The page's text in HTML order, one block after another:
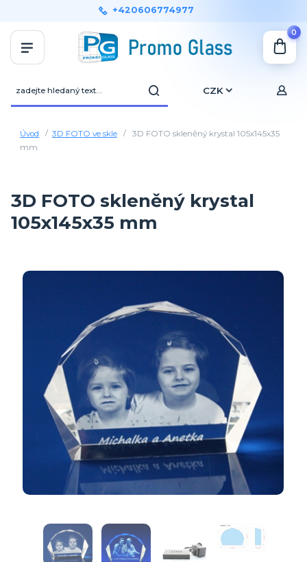
CZK
+420606774977
0
Úvod 3D FOTO ve skle
3D FOTO skleněný krystal 105x145x35
mm
3D FOTO skleněný krystal
105x145x35 mm